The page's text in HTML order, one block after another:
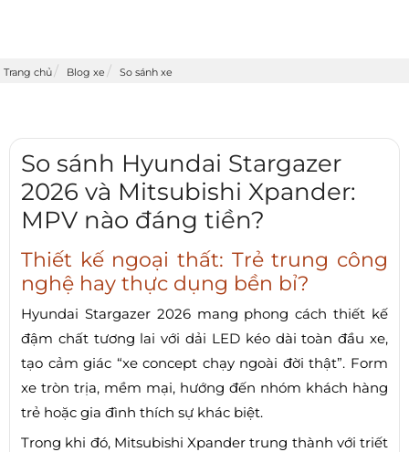
Trang chủ Blog xe So sánh xe
So sánh Hyundai Stargazer
2026 và Mitsubishi Xpander:
MPV nào đáng tiền?
Thiết kế ngoại thất: Trẻ trung công
nghệ hay thực dụng bền bỉ?
Hyundai Stargazer 2026 mang phong cách thiết kế
đậm chất tương lai với dải LED kéo dài toàn đầu xe,
tạo cảm giác “xe concept chạy ngoài đời thật”. Form
xe tròn trịa, mềm mại, hướng đến nhóm khách hàng
trẻ hoặc gia đình thích sự khác biệt.
Trong khi đó, Mitsubishi Xpander trung thành với triết